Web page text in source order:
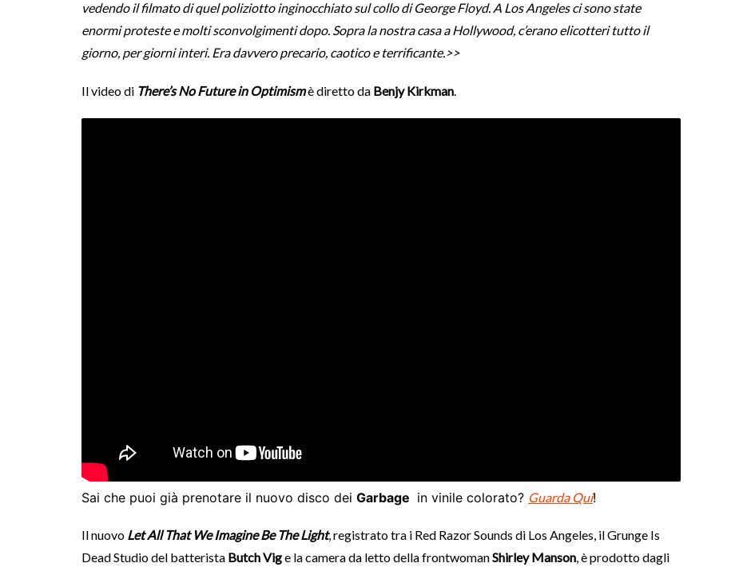
vedendo il filmato di quel poliziotto inginocchiato sul collo di George Floyd. A Los Angeles ci sono state
enormi proteste e molti sconvolgimenti dopo. Sopra la nostra casa a Hollywood, c’erano elicotteri tutto il
giorno, per giorni interi. Era davvero precario, caotico e terrificante.>>
Il video di There’s No Future in Optimismè diretto da Benjy Kirkman.
Sai che puoi già prenotare il nuovo disco dei Garbage in vinile colorato? Guarda Qui!
Il nuovo Let All That We Imagine Be The Light, registrato tra i Red Razor Sounds di Los Angeles, il Grunge Is
Dead Studio del batterista Butch Vige la camera da letto della frontwomanShirley Manson, è prodotto dagli